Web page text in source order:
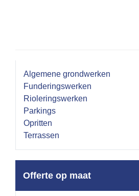
Algemene grondwerken
Funderingswerken
Rioleringswerken
Parkings
Opritten
Terrassen
Offerte op maat